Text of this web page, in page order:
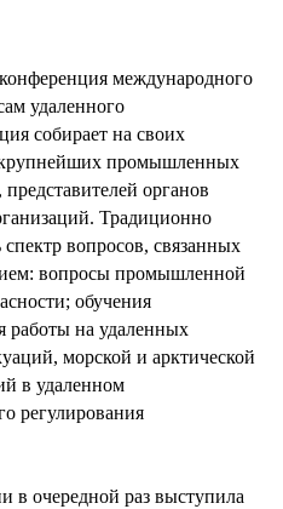
международного
удаленного
собирает на своих
крупнейших промышленных
органов
Традиционно
спектр вопросов, связанных
вопросы промышленной
обучения
работы на удаленных
морской и арктической
в удаленном
регулирования
в очередной раз выступила